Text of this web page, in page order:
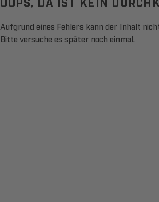
Aufgrund eines Fehlers kann der Inhalt
Bitte versuche es später noch einmal.